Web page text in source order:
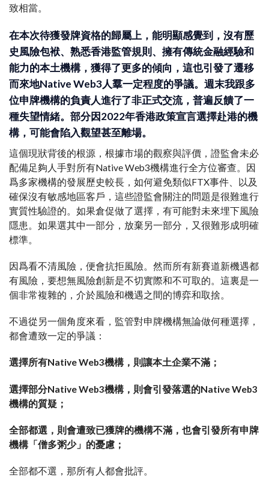
致相當。
在本次待獲發牌資格的歸屬上，能明顯感覺到，沒有歷
史風險包袱、熟悉香港監管規則、擁有傳統金融經驗和
能力的本土機構，獲得了更多的傾向，這也引發了遷移
而來地Native Web3人羣一定程度的爭議。週末我跟多
位申牌機構的負責人進行了非正式交流，普遍反饋了一
種失望情緒。部分因2022年香港政策宣言選擇赴港的機
構，可能會陷入觀望甚至離場。
這個現狀背後的根源，根據市場的觀察與評價，證監會未必
配備足夠人手對所有Native Web3機構進行全方位審查。因
爲多家機構的發展歷史較長，如何避免類似FTX事件、以及
確保沒有敏感地區客戶，這些證監會關注的問題是很難進行
實質性驗證的。如果倉促做了選擇，有可能對未來埋下風險
隱患。如果選其中一部分，放棄另一部分，又很難形成明確
標準。
因爲看不清風險，便會抗拒風險。然而所有新賽道新機遇都
有風險，要想無風險創新是不切實際和不可取的。這裏是一
個非常複雜的，介於風險和機遇之間的博弈和取捨。
不過從另一個角度來看，監管對申牌機構無論做何種選擇，
都會遭致一定的爭議：
選擇所有Native Web3機構，則讓本土企業不滿；
選擇部分Native Web3機構，則會引發落選的Native Web3
機構的質疑；
全部都選，則會遭致已獲牌的機構不滿，也會引發所有申牌
機構「僧多粥少」的憂慮；
全部都不選，那所有人都會批評。